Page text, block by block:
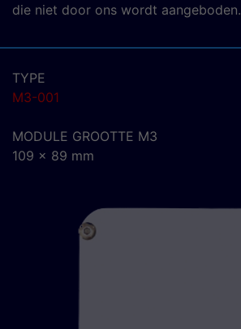
die niet door ons wordt aangeboden.
TYPE
M3-001
MODULE GROOTTE M3
109 x 89 mm